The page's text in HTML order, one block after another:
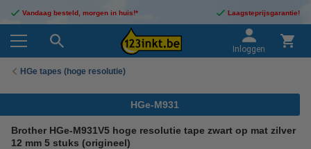
Vandaag besteld, morgen in huis!* Laagsteprijsgarantie!
Inloggen
HGe tapes (hoge resolutie)
HGe-M931
Brother HGe-M931V5 hoge resolutie tape zwart op mat zilver
12 mm 5 stuks (origineel)